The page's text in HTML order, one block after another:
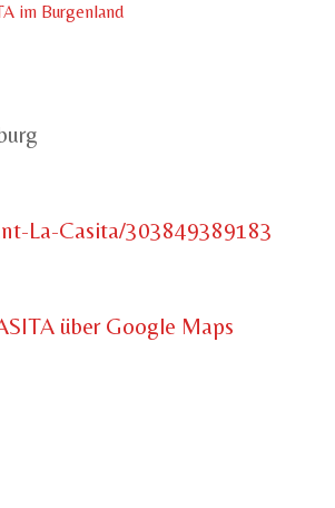
im Burgenland
La-Casita/303849389183
über Google Maps